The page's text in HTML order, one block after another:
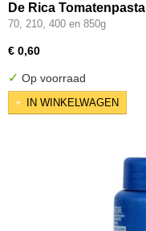
De Rica Tomatenpasta
70, 210, 400 en 850g
€ 0,60
✓ Op voorraad
IN WINKELWAGEN